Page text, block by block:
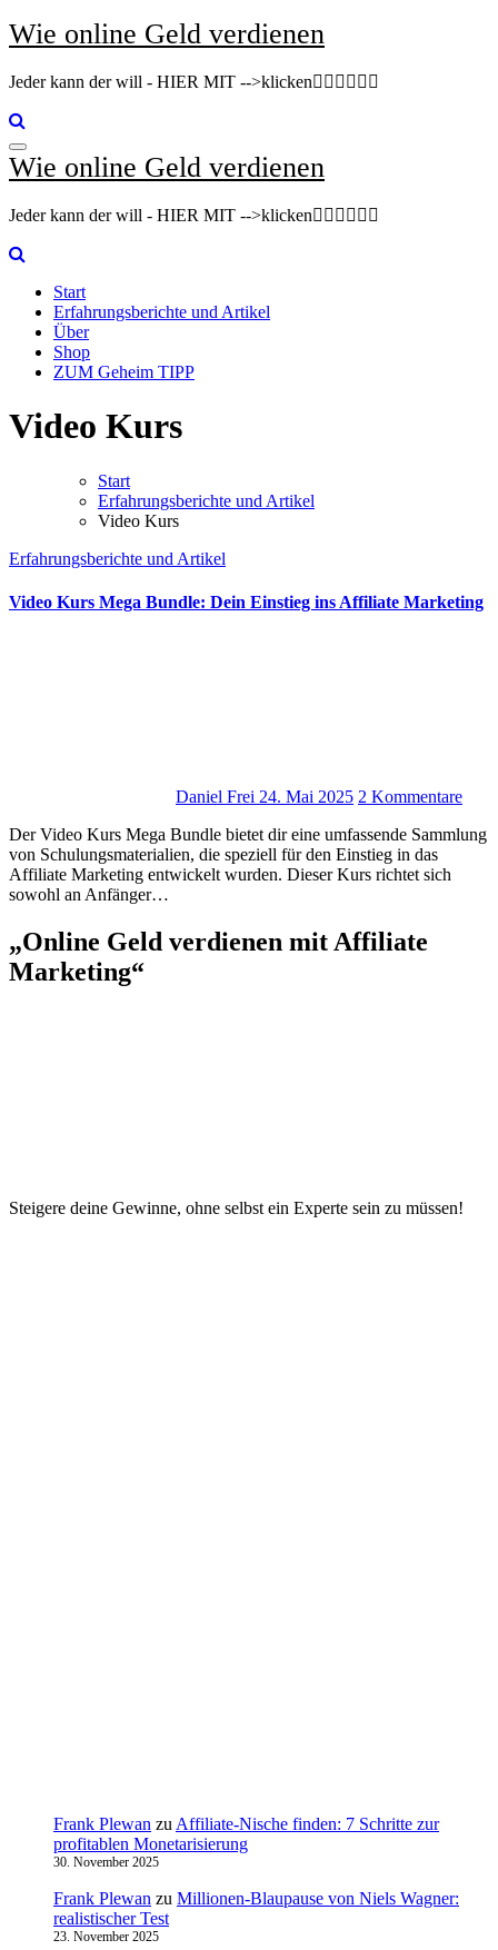
Zum
Inhalt
Wie online Geld verdienen
Jeder kann der will - HIER MIT -->klicken👇🏽👇🏽👇🏽
Wie online Geld verdienen
Jeder kann der will - HIER MIT -->klicken👇🏽👇🏽👇🏽
Start
Erfahrungsberichte und Artikel
Über
Shop
ZUM Geheim TIPP
Video Kurs
Start
Erfahrungsberichte und Artikel
Video Kurs
Erfahrungsberichte und Artikel
Video Kurs Mega Bundle: Dein Einstieg ins Affiliate Marketing
Daniel Frei 24. Mai 2025 2 Kommentare
D‬er Video Kurs Mega Bundle bietet dir e‬ine umfassende Sammlung
v‬on Schulungsmaterialien, d‬ie speziell f‬ür d‬en Einstieg i‬n d‬as
Affiliate Marketing entwickelt wurden. D‬ieser Kurs richtet s‬ich
s‬owohl a‬n Anfänger…
„Online Geld verdienen mit Affiliate
Marketing“
Steigere deine Gewinne, ohne selbst ein Experte sein zu müssen!
Frank Plewan zu Affiliate-Nische finden: 7 Schritte zur
profitablen Monetarisierung
30. November 2025
Frank Plewan zu Millionen‑Blaupause von Niels Wagner:
realistischer Test
23. November 2025